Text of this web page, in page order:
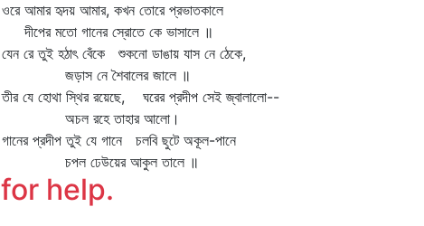
ওরে আমার হৃদয় আমার, কখন তোরে প্রভাতকালে
দীপের মতো গানের স্রোতে কে ভাসালে ॥
যেন রে তুই হঠাৎ বেঁকে শুকনো ডাঙায় যাস নে ঠেকে,
জড়াস নে শৈবালের জালে ॥
তীর যে হোথা স্থির রয়েছে, ঘরের প্রদীপ সেই জ্বালালো--
অচল রহে তাহার আলো।
গানের প্রদীপ তুই যে গানে চলবি ছুটে অকূল-পানে
চপল ঢেউয়ের আকুল তালে ॥
for help.